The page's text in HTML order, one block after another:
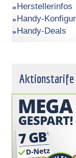
Herstellerinfos
Handy-
Handy-Deals
Aktionstarife